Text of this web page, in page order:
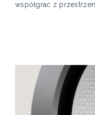
współgrać z